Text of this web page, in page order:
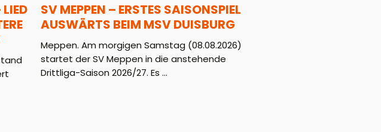
SV MEPPEN – ERSTES SAISONSPIEL
AUSWÄRTS BEIM MSV DUISBURG
Meppen. Am morgigen Samstag (08.08.2026)
startet der SV Meppen in die anstehende
Drittliga-Saison 2026/27. Es ...